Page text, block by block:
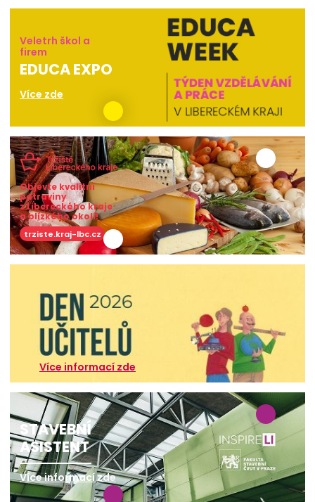
Veletrh škol a
firem
EDUCA EXPO
Více zde
Objevte kvalitní
potraviny
z Libereckého kraje
a blízkého okolí!
trziste.kraj-lbc.cz
Více informací zde
STAVEBNÍ
ASISTENT
Více informací zde